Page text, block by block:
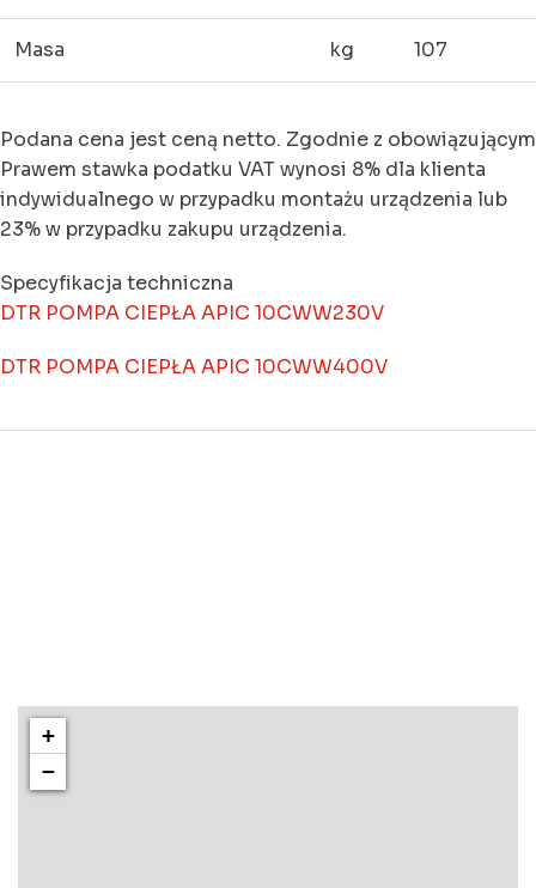
Masa kg 107
Podana cena jest ceną netto. Zgodnie z obowiązującym
Prawem stawka podatku VAT wynosi 8% dla klienta
indywidualnego w przypadku montażu urządzenia lub
23% w przypadku zakupu urządzenia.
Specyfikacja techniczna
DTR POMPA CIEPŁA APIC 10CWW230V
DTR POMPA CIEPŁA APIC 10CWW400V
+
−